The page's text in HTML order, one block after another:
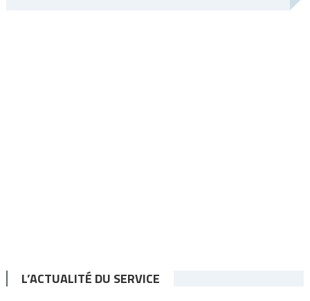
L’ACTUALITÉ DU SERVICE